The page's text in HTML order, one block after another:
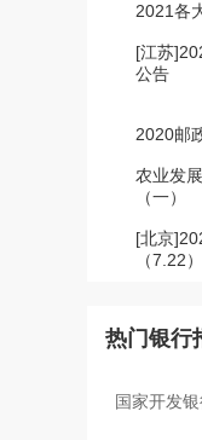
2021各
[江苏
公告
2020邮
农业发
（一）
[北京
（7.22）
热门银行
国家开发